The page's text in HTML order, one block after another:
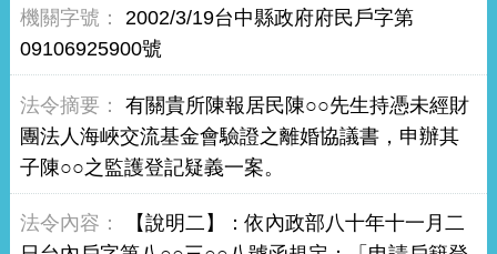
2002/3/19台中縣政府府民戶字第
09106925900號
有關貴所陳報居民陳○○先生持憑未經財
團法人海峽交流基金會驗證之離婚協議書，申辦其
子陳○○之監護登記疑義一案。
【說明二】：依內政部八十年十一月二